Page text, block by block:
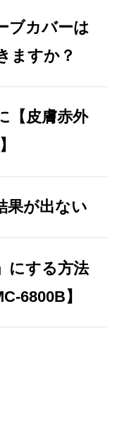
ブカバーは
ますか？
【皮膚赤外
果が出ない
にする方法
6800B】